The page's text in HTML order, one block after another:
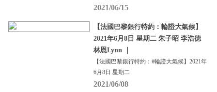
2021/06/15
【法國巴黎銀行特約：輪證大氣候】
2021年6月8日 星期二 朱子昭 李浩德
林恩Lynn ｜
【法國巴黎銀行特約：#輪證大氣候】2021年
6月8日 星期二
2021/06/08